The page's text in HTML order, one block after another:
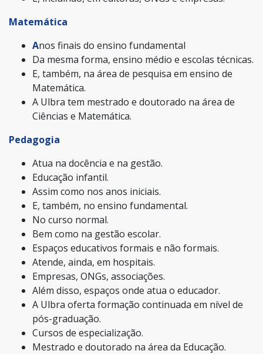
Matemática
Anos finais do ensino fundamental
Da mesma forma, ensino médio e escolas técnicas.
E, também, na área de pesquisa em ensino de
Matemática.
A Ulbra tem mestrado e doutorado na área de
Ciências e Matemática.
Pedagogia
Atua na docência e na gestão.
Educação infantil.
Assim como nos anos iniciais.
E, também, no ensino fundamental.
No curso normal.
Bem como na gestão escolar.
Espaços educativos formais e não formais.
Atende, ainda, em hospitais.
Empresas, ONGs, associações.
Além disso, espaços onde atua o educador.
A Ulbra oferta formação continuada em nível de
pós-graduação.
Cursos de especialização.
Mestrado e doutorado na área da Educação.